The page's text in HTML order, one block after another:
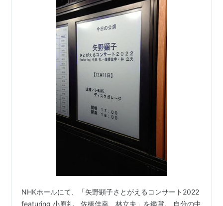
NHKホールにて、「矢野顕子さとがえるコンサート2022
featuring 小原礼、佐橋佳幸、林立夫」を鑑賞。 自分の中